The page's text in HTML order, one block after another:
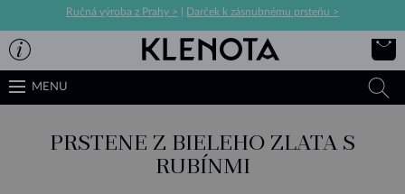
Ručná výroba z Prahy > Darček k zásnubnému prsteňu >
MENU
PRSTENE Z BIELEHO ZLATA S
RUBÍNMI